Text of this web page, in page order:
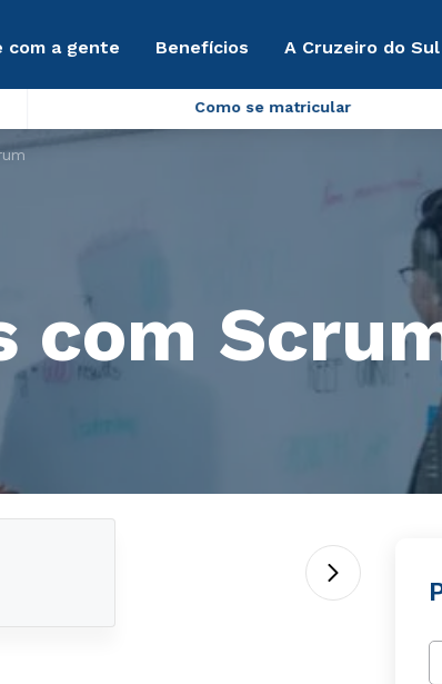
com a gente Benefícios A Cruzeiro do
Como se matricular
com